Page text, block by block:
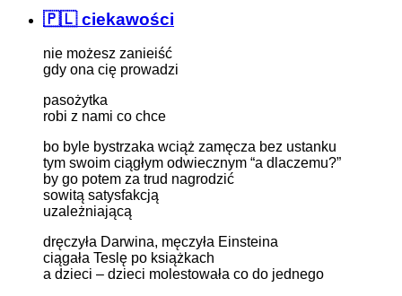
🇵🇱 ciekawości
nie możesz zanieiść
gdy ona cię prowadzi
pasożytka
robi z nami co chce
bo byle bystrzaka wciąż zamęcza bez ustanku
tym swoim ciągłym odwiecznym “a dlaczemu?”
by go potem za trud nagrodzić
sowitą satysfakcją
uzależniającą
dręczyła Darwina, męczyła Einsteina
ciągała Teslę po książkach
a dzieci – dzieci molestowała co do jednego